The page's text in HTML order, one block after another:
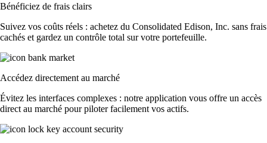
Bénéficiez de frais clairs
Suivez vos coûts réels : achetez du Consolidated Edison, Inc. sans frais
cachés et gardez un contrôle total sur votre portefeuille.
Accédez directement au marché
Évitez les interfaces complexes : notre application vous offre un accès
direct au marché pour piloter facilement vos actifs.